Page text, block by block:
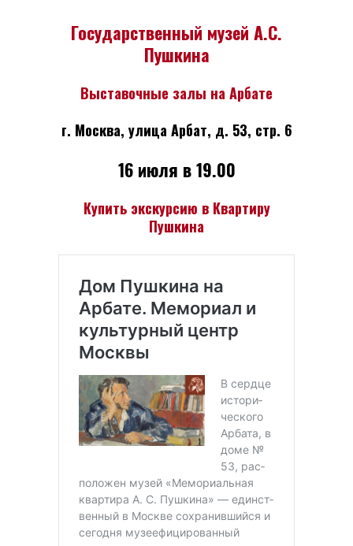
Государственный музей А.С.
Пушкина
Выставочные залы на Арбате
г. Москва, улица Арбат, д. 53, стр. 6
16 июля в 19.00
Купить экскурсию в Квартиру
Пушкина